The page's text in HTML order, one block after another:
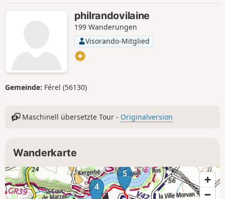
philrandovilaine
199 Wanderungen
Visorando-Mitglied
Gemeinde: Férel (56130)
Maschinell übersetzte Tour - Originalversion
Wanderkarte
4
5